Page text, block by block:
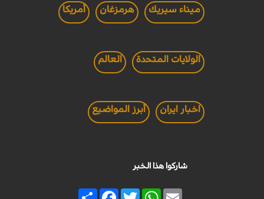
ميناء سيريك هرمزغان أمريكا
الولايات المتحدة العالم
اخبار ايران أبرز المواضيع
شاركوا هذا الخبر
Share
FacebookTwitter
WhatsAppEmail